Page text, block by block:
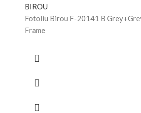
BIROU
Fotoliu Birou F-20141 B
Frame